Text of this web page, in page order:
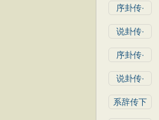
序卦传·
说卦传·
序卦传·
说卦传·
系辞传下